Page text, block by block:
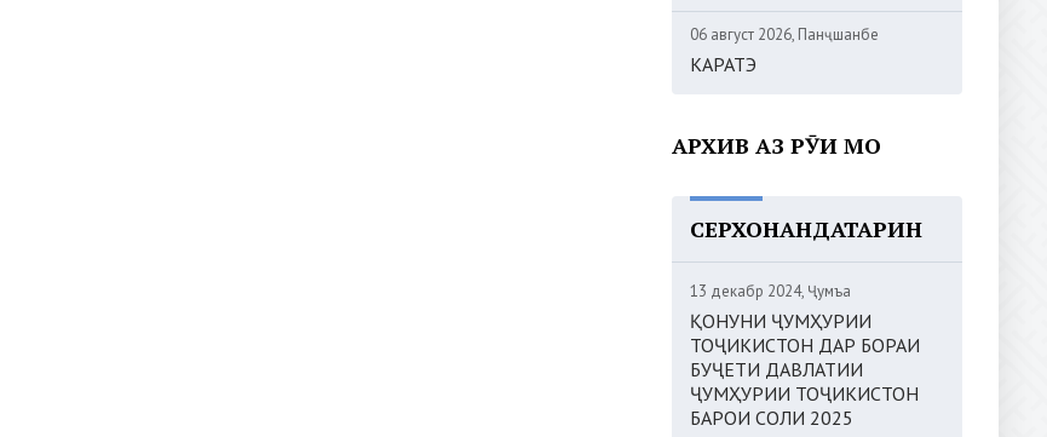
06 август 2026, Панҷшанбе
КАРАТЭ
АРХИВ АЗ РӮИ МОҲ
СЕРХОНАНДАТАРИН
13 декабр 2024, Ҷумъа
ҚОНУНИ ҶУМҲУРИИ
ТОҶИКИСТОН ДАР БОРАИ
БУҶЕТИ ДАВЛАТИИ
ҶУМҲУРИИ ТОҶИКИСТОН
БАРОИ СОЛИ 2025